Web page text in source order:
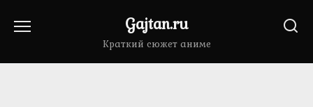
Gajtan.ru
Краткий сюжет аниме